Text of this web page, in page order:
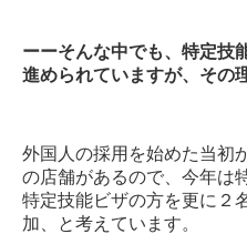
ーーそんな中でも、特定技
進められていますが、その
外国人の採用を始めた当初
の店舗があるので、今年は
特定技能ビザの方を更に２
加、と考えています。